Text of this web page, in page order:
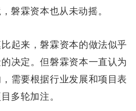
磐霖资本也从未动摇。
起来，磐霖资本的做法似乎
决定。但磐霖资本一直认为
需要根据行业发展和项目表
多轮加注。